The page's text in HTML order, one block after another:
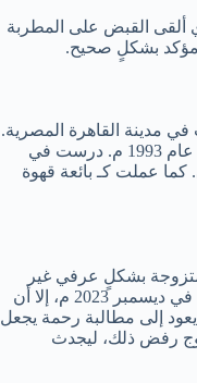
القبض على المطربة
مؤكد بشكلٍ صحيح.
مدينة القاهرة المصرية.
تبلغ من العمر 31-32 عامًا، فهي من مواليد عام 1993 م. درست في
كما عملت كـ بائعة قهوة
بشكلٍ عرفي غير
رسمي من رجل أعمال مصري. فقد تزوجا في ديسمبر 2023 م، إلا أن
سوى 4 أشهر. وهذا يعود إلى مطالبة رحمة يجعل
رفض ذلك، ليجدث